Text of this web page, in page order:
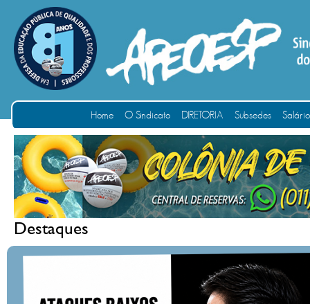
Home O Sindicato DIRETORIA Subsedes
Destaques